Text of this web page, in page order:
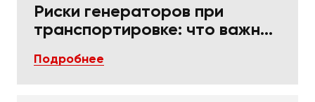
Риски генераторов при
транспортировке: что важно
Подробнее